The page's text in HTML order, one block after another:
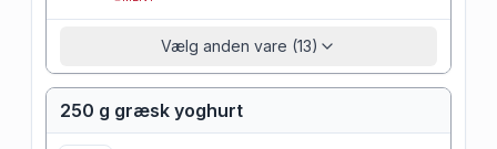
Vælg anden vare (13)
250 g græsk yoghurt